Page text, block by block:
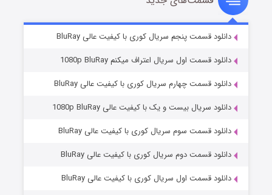
قسمت۲ (زیرنویس) منتشر شد
مردگان متحرک: شهر مرده ۳
قسمت۲ (زیرنویس) منتشر شد
دانلود قسمت پنجم سریال کوری با کیفیت عالی BluRay
دانلود قسمت اول سریال اعتراف میکنم 1080p BluRay
دانلود قسمت چهارم سریال کوری با کیفیت عالی BluRay
دانلود سریال بیست و یک با کیفیت عالی 1080p BluRay
دانلود قسمت سوم سریال کوری با کیفیت عالی BluRay
دانلود قسمت دوم سریال کوری با کیفیت عالی BluRay
دانلود قسمت اول سریال کوری با کیفیت عالی BluRay